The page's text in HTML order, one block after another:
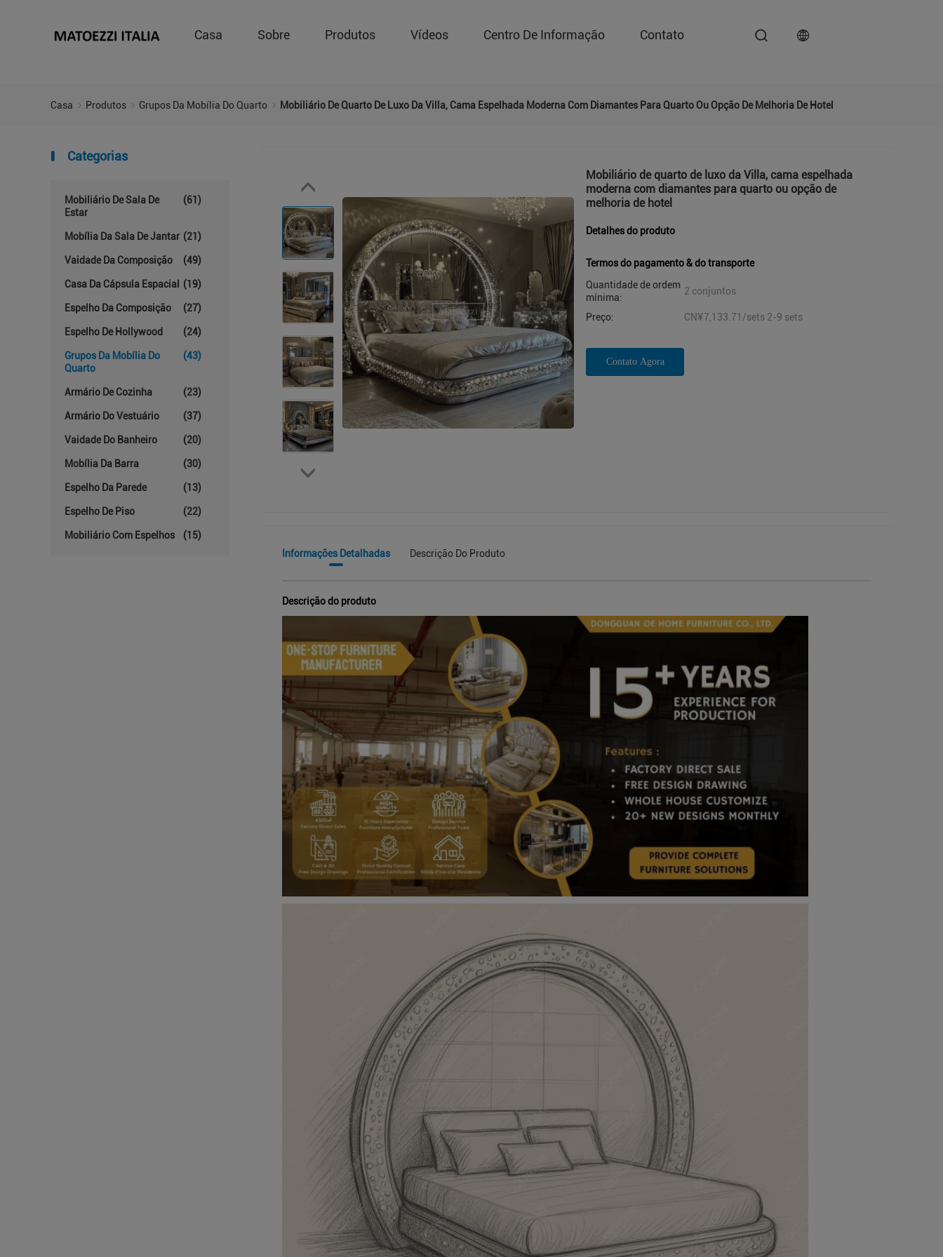
Casa Sobre Produtos Vídeos Centro De Informação Contato
Casa Produtos Grupos Da Mobília Do Quarto Mobiliário De Quarto De Luxo Da Villa, Cama Espelhada Moderna Com Diamantes Para Quarto Ou Opção De Melhoria De Hotel
Categorias
Mobiliário De Sala De
Estar
(61)
Mobília Da Sala De Jantar (21)
Vaidade Da Composição (49)
Casa Da Cápsula Espacial (19)
Espelho Da Composição (27)
Espelho De Hollywood (24)
Grupos Da Mobília Do
Quarto
(43)
Armário De Cozinha (23)
Armário Do Vestuário (37)
Vaidade Do Banheiro (20)
Mobília Da Barra (30)
Espelho Da Parede (13)
Espelho De Piso (22)
Mobiliário Com Espelhos (15)
Mobiliário de quarto de luxo da Villa, cama espelhada
moderna com diamantes para quarto ou opção de
melhoria de hotel
Detalhes do produto
Termos do pagamento & do transporte
Quantidade de ordem
mínima:
2 conjuntos
Preço: CN¥7,133.71/sets 2-9 sets
Contato Agora
Informações Detalhadas Descrição Do Produto
Descrição do produto